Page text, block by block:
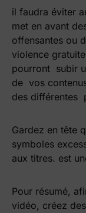
il faudra éviter
met en avant
offensantes ou
violence
pourront subir
de vos
des différentes
Gardez en tête
symboles
aux titres. est
Pour résumé,
vidéo, créez